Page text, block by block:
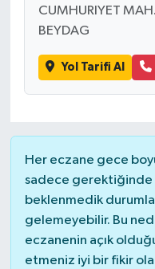
CUMHURIYET
BEYDAG
Yol Tarifi Al
Her eczane gece
sadece gerektiğinde
beklenmedik
gelemeyebilir. Bu
eczanenin açık
etmeniz iyi bir fikir